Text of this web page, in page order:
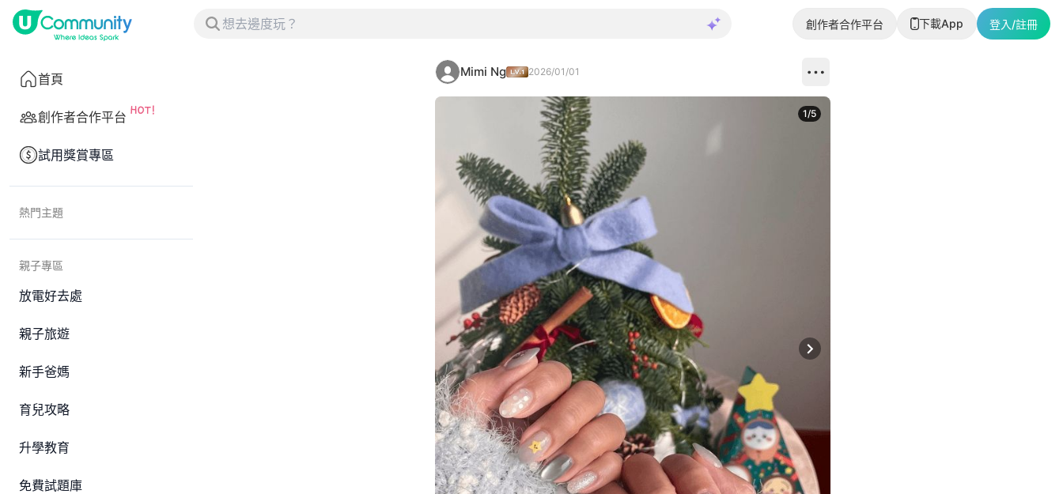
創作者合作平台 下載App 登入/註冊
首頁
創作者合作平台
試用獎賞專區
熱門主題
親子專區
放電好去處
親子旅遊
新手爸媽
育兒攻略
升學教育
免費試題庫
Mimi Ng 2026/01/01
Next slide
1/5